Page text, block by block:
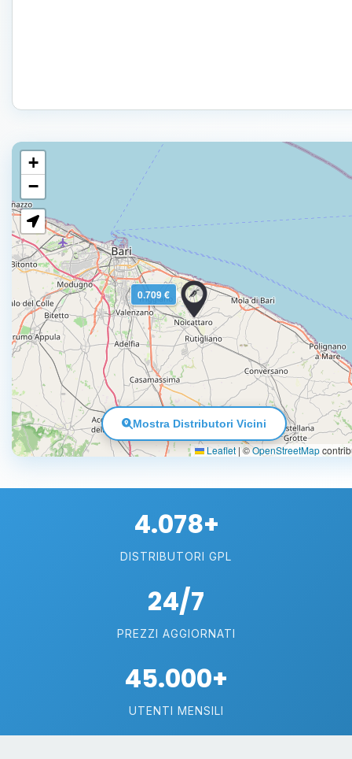
0.709 €
+
−
Leaflet |©OpenStreetMap
Mostra Distributori Vicini
4.078+
DISTRIBUTORI GPL
24/7
PREZZI AGGIORNATI
45.000+
UTENTI MENSILI